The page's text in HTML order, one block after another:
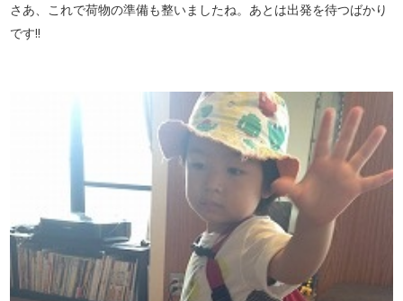
さあ、これで荷物の準備も整いましたね。あとは出発を待つばかり
です!!